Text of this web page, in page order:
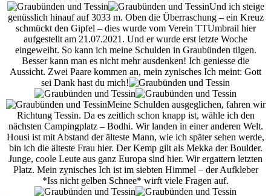
Und ich steige
genüsslich hinauf auf 3033 m. Oben die Überraschung – ein Kreuz
schmückt den Gipfel – dies wurde vom Verein TTUmbrail hier
aufgestellt am 21.07.2021. Und er wurde erst letzte Woche
eingeweiht. So kann ich meine Schulden in Graubünden tilgen.
Besser kann man es nicht mehr ausdenken! Ich geniesse die
Aussicht. Zwei Paare kommen an, mein zynisches Ich meint: Gott
sei Dank hast du mich!
Meine Schulden ausgeglichen, fahren wir
Richtung Tessin. Da es zeitlich schon knapp ist, wähle ich den
nächsten Campingplatz – Bodhi. Wir landen in einer anderen Welt.
Housi ist mit Abstand der älteste Mann, wie ich später sehen werde,
bin ich die älteste Frau hier. Der Kemp gilt als Mekka der Boulder.
Junge, coole Leute aus ganz Europa sind hier. Wir ergattern letzten
Platz. Mein zynisches Ich ist im siebten Himmel – der Aufkleber
*Iss nicht gelben Schnee* wirft viele Fragen auf.